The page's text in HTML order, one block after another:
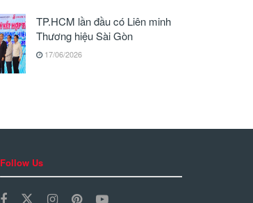
TP.HCM lần đầu có Liên minh
Thương hiệu Sài Gòn
17/06/2026
Follow Us